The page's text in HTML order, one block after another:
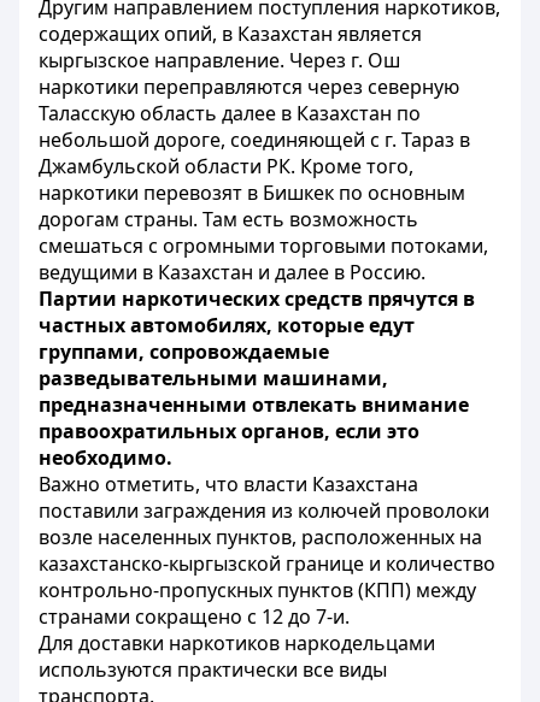
Другим направлением поступления наркотиков,
содержащих опий, в Казахстан является
кыргызское направление. Через г. Ош
наркотики переправляются через северную
Таласскую область далее в Казахстан по
небольшой дороге, соединяющей с г. Тараз в
Джамбульской области РК. Кроме того,
наркотики перевозят в Бишкек по основным
дорогам страны. Там есть возможность
смешаться с огромными торговыми потоками,
ведущими в Казахстан и далее в Россию.
Партии наркотических средств прячутся в
частных автомобилях, которые едут
группами, сопровождаемые
разведывательными машинами,
предназначенными отвлекать внимание
правоохратильных органов, если это
необходимо.
Важно отметить, что власти Казахстана
поставили заграждения из колючей проволоки
возле населенных пунктов, расположенных на
казахстанско-кыргызской границе и количество
контрольно-пропускных пунктов (КПП) между
странами сокращено с 12 до 7-и.
Для доставки наркотиков наркодельцами
используются практически все виды
транспорта.